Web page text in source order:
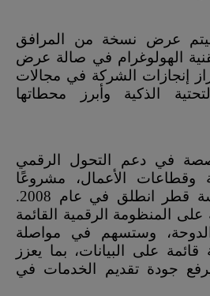
عرض نسخة من المرافق
الهولوغرام في صالة عرض
إنجازات الشركة في مجالات
الذكية وأبرز محطاتها
في دعم التحول الرقمي
وقطاعات الأعمال، مشروعًا
مشتركًا تابعًا لمؤسسة قطر انطلق في عام 2008.
المنظومة الرقمية القائمة
وستسهم في مواصلة
على البيانات، بما يعزز
جودة تقديم الخدمات في